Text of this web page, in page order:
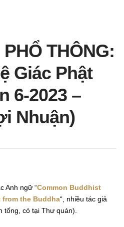
THÔNG:
Giác Phật
6-2023 –
Nhuận)
Anh ngữ “Common Buddhist
from the Buddha“, nhiều tác giả
tống, có tại Thư quán).